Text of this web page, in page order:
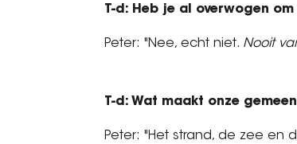
T-d: Heb je al overwogen
Peter: "Nee, echt niet. Nooit
T-d: Wat maakt onze
Peter: "Het strand, de zee en